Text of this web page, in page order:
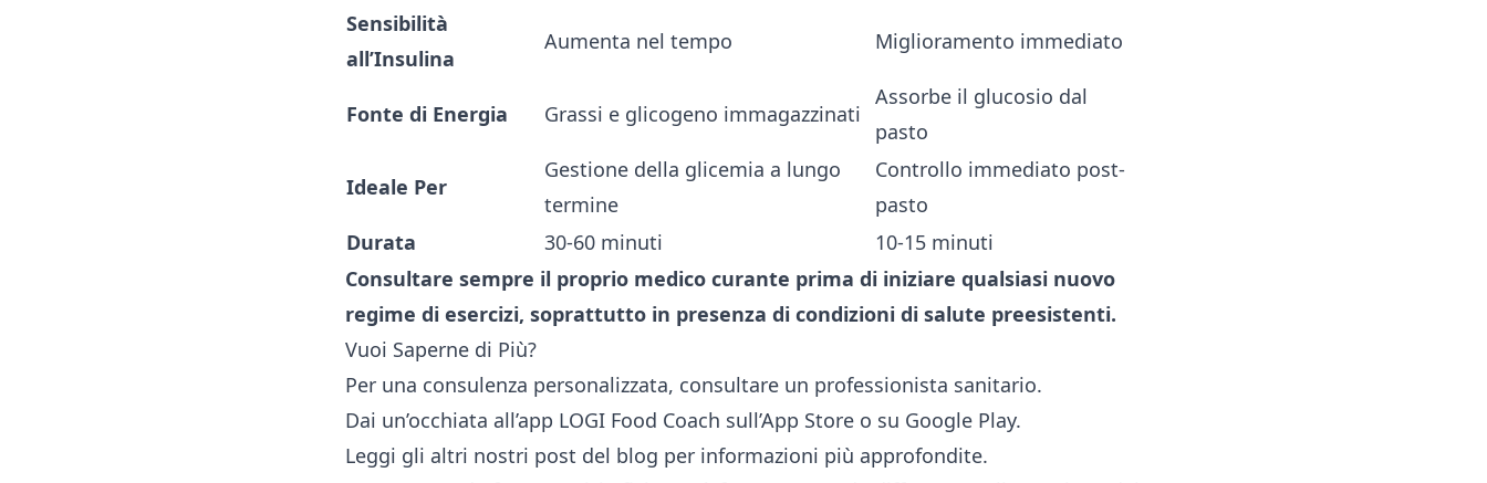
Sensibilità
all’Insulina
Aumenta nel tempo Miglioramento immediato
Fonte di Energia Grassi e glicogeno immagazzinati
Assorbe il glucosio dal
pasto
Ideale Per
Gestione della glicemia a lungo
termine
Controllo immediato post-
pasto
Durata
30-60 minuti
10-15 minuti
Consultare sempre il proprio medico curante prima di iniziare qualsiasi nuovo
regime di esercizi, soprattutto in presenza di condizioni di salute preesistenti.
Vuoi Saperne di Più?
Per una consulenza personalizzata, consultare un professionista sanitario.
Dai un’occhiata all’app LOGI Food Coach sull’App Store o su Google Play.
Leggi gli altri nostri post del blog per informazioni più approfondite.